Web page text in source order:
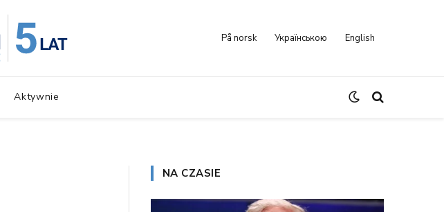
På norsk Українською English
Aktywnie
NA CZASIE